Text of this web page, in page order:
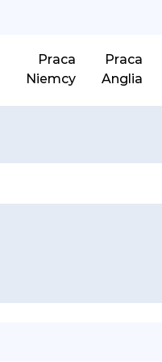
Praca
Niemcy
Praca
Anglia